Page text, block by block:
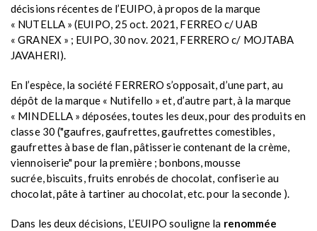
décisions récentes de l’EUIPO, à propos de la marque
« NUTELLA » (EUIPO, 25 oct. 2021, FERREO c/ UAB
« GRANEX » ; EUIPO, 30 nov. 2021, FERRERO c/ MOJTABA
JAVAHERI).
En l’espèce, la société FERRERO s’opposait, d’une part, au
dépôt de la marque « Nutifello » et, d’autre part, à la marque
« MINDELLA » déposées, toutes les deux, pour des produits en
classe 30 ("gaufres, gaufrettes, gaufrettes comestibles,
gaufrettes à base de flan, pâtisserie contenant de la crème,
viennoiserie" pour la première ; bonbons, mousse
sucrée, biscuits, fruits enrobés de chocolat, confiserie au
chocolat, pâte à tartiner au chocolat, etc. pour la seconde ).
Dans les deux décisions, L’EUIPO souligne la renommée